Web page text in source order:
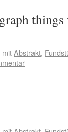
mitAbstrakt,